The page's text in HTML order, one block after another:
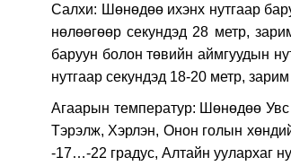
Салхи: Шөнөдөө ихэнх нутгаар
нөлөөгөөр секундэд 28 метр,
баруун болон төвийн аймгуудын
нутгаар секундэд 18-20 метр,
Агаарын температур: Шөнөдөө Увс
Тэрэлж, Хэрлэн, Онон голын
-17…-22 градус, Алтайн уулархаг